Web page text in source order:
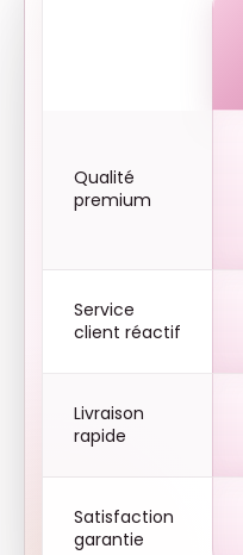
Qualité
premium
Service
client réactif
Livraison
rapide
Satisfaction
garantie